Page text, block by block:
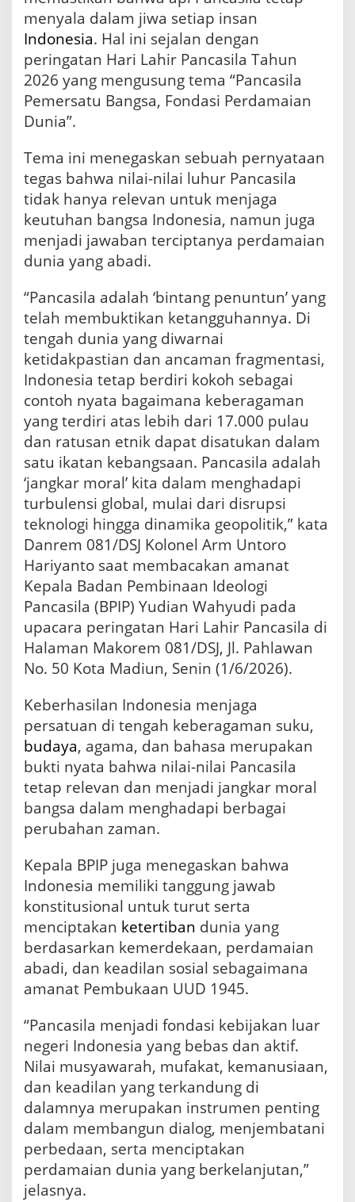
P
e
r
d
m
a
D
u
i
a
menyala dalam jiwa setiap insan
Indonesia. Hal ini sejalan dengan
peringatan Hari Lahir Pancasila Tahun
2026 yang mengusung tema “Pancasila
Pemersatu Bangsa, Fondasi Perdamaian
Dunia”.
Tema ini menegaskan sebuah pernyataan
tegas bahwa nilai-nilai luhur Pancasila
tidak hanya relevan untuk menjaga
keutuhan bangsa Indonesia, namun juga
menjadi jawaban terciptanya perdamaian
dunia yang abadi.
“Pancasila adalah ‘bintang penuntun’ yang
telah membuktikan ketangguhannya. Di
tengah dunia yang diwarnai
ketidakpastian dan ancaman fragmentasi,
Indonesia tetap berdiri kokoh sebagai
contoh nyata bagaimana keberagaman
yang terdiri atas lebih dari 17.000 pulau
dan ratusan etnik dapat disatukan dalam
satu ikatan kebangsaan. Pancasila adalah
‘jangkar moral’ kita dalam menghadapi
turbulensi global, mulai dari disrupsi
teknologi hingga dinamika geopolitik,” kata
Danrem 081/DSJ Kolonel Arm Untoro
Hariyanto saat membacakan amanat
Kepala Badan Pembinaan Ideologi
Pancasila (BPIP) Yudian Wahyudi pada
upacara peringatan Hari Lahir Pancasila di
Halaman Makorem 081/DSJ, Jl. Pahlawan
No. 50 Kota Madiun, Senin (1/6/2026).
Keberhasilan Indonesia menjaga
persatuan di tengah keberagaman suku,
budaya, agama, dan bahasa merupakan
bukti nyata bahwa nilai-nilai Pancasila
tetap relevan dan menjadi jangkar moral
bangsa dalam menghadapi berbagai
perubahan zaman.
Kepala BPIP juga menegaskan bahwa
Indonesia memiliki tanggung jawab
konstitusional untuk turut serta
menciptakan ketertiban dunia yang
berdasarkan kemerdekaan, perdamaian
abadi, dan keadilan sosial sebagaimana
amanat Pembukaan UUD 1945.
“Pancasila menjadi fondasi kebijakan luar
negeri Indonesia yang bebas dan aktif.
Nilai musyawarah, mufakat, kemanusiaan,
dan keadilan yang terkandung di
dalamnya merupakan instrumen penting
dalam membangun dialog, menjembatani
perbedaan, serta menciptakan
perdamaian dunia yang berkelanjutan,”
jelasnya.